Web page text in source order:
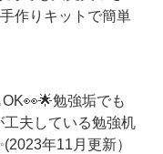
作りキットで簡単
勉強垢でも
夫している勉強机
年11月更新）